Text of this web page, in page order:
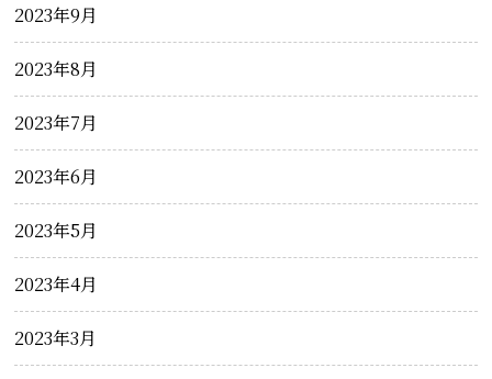
2023年9月
2023年8月
2023年7月
2023年6月
2023年5月
2023年4月
2023年3月